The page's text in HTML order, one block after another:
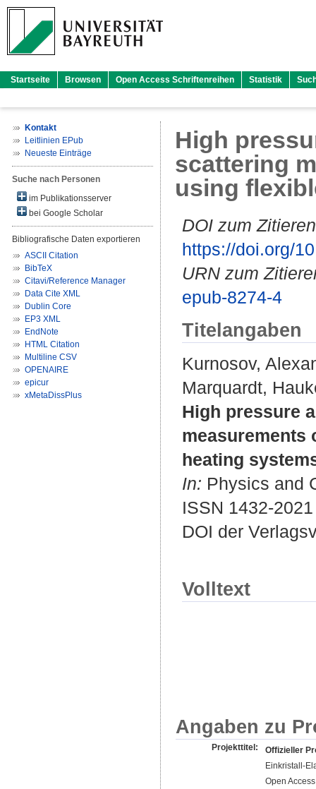
Startseite Browsen Open Access Schriftenreihen Statistik
Kontakt
Leitlinien EPub
Neueste Einträge
Suche nach Personen
im Publikationsserver
bei Google Scholar
Bibliografische Daten exportieren
ASCII Citation
BibTeX
Citavi/Reference Manager
Data Cite XML
Dublin Core
EP3 XML
EndNote
HTML Citation
Multiline CSV
OPENAIRE
epicur
xMetaDissPlus
High
scattering
using
DOI zum
https://doi.org/
URN zum
epub-8274-4
Titelangaben
Kurnosov,
Marquardt,
High pressure
measurements
heating
In: Physics and
ISSN 1432-2021
DOI der
Volltext
Angaben zu
Projekttitel:
Offizieller
Einkristall-
Open